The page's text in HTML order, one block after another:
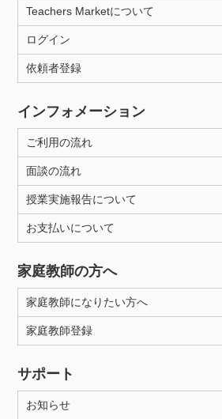
Teachers Marketについて
ログイン
依頼者登録
インフォメーション
ご利用の流れ
面談の流れ
授業実施報告について
お支払いについて
家庭教師の方へ
家庭教師になりたい方へ
家庭教師登録
サポート
お知らせ